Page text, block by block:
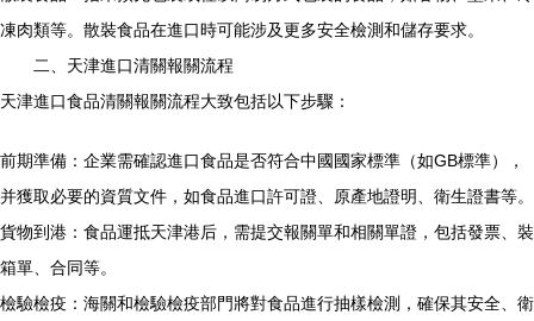
凍肉類等。散裝食品在進口時可能涉及更多安全檢測和儲存要求。
二、天津進口清關報關流程
天津進口食品清關報關流程大致包括以下步驟：
前期準備：企業需確認進口食品是否符合中國國家標準（如GB標準），
并獲取必要的資質文件，如食品進口許可證、原產地證明、衛生證書等。
貨物到港：食品運抵天津港后，需提交報關單和相關單證，包括發票、裝
箱單、合同等。
檢驗檢疫：海關和檢驗檢疫部門將對食品進行抽樣檢測，確保其安全、衛